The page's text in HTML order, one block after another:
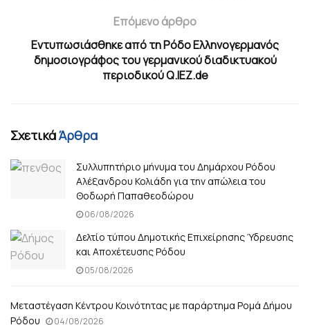
Επόμενο άρθρο
Εντυπωσιάσθηκε από τη Ρόδο Ελληνογερμανός
δημοσιογράφος του γερμανικού διαδικτυακού
περιοδικού Q.IEZ.de
ΣχετικάΆρθρα
Συλλυπητήριο μήνυμα του Δημάρχου Ρόδου
Αλέξανδρου Κολιάδη για την απώλεια του
Θοδωρή Παπαθεοδώρου
06/08/2026
Δελτίο τύπου Δημοτικής Επιχείρησης Ύδρευσης
και Αποχέτευσης Ρόδου
05/08/2026
Μεταστέγαση Κέντρου Κοινότητας με παράρτημα Ρομά Δήμου
Ρόδου
04/08/2026